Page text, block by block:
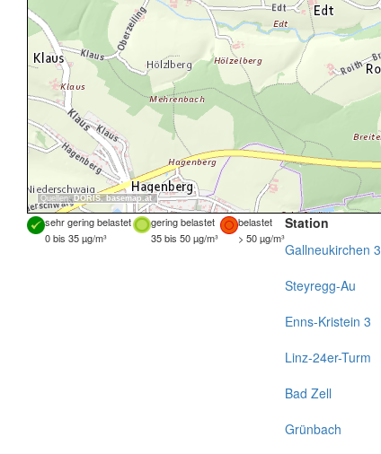
Quellen: DORIS,basemap.at
sehr gering belastet gering belastet
belastet
0 bis 35 µg/m³
35 bis 50 µg/m³ > 50 µg/m³
Station
Gallneukirchen 3
Steyregg-Au
Enns-Kristein 3
Linz-24er-Turm
Bad Zell
Grünbach